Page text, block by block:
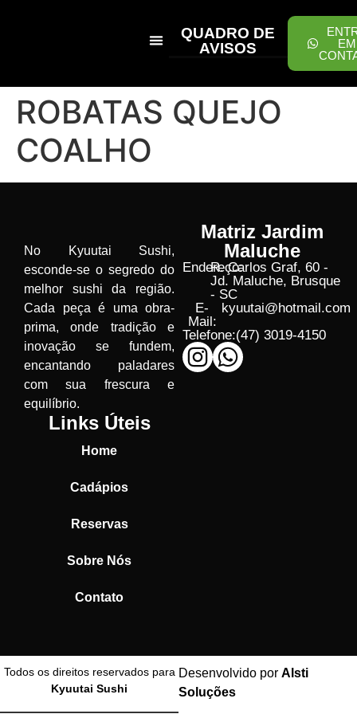
QUADRO DE
AVISOS
EM
ROBATAS QUEJO
COALHO
No Kyuutai Sushi,
esconde-se o segredo do
melhor sushi da região.
Cada peça é uma obra-
prima, onde tradição e
inovação se fundem,
encantando paladares
com sua frescura e
equilíbrio.
Links Úteis
Home
Cadápios
Reservas
Sobre Nós
Contato
Matriz Jardim
Maluche
Endereço:
R. Carlos Graf, 60 -
Jd. Maluche, Brusque
- SC
E-
Mail:
kyuutai@hotmail.com
Telefone:(47) 3019-4150
Todos os direitos reservados para
Kyuutai Sushi
Desenvolvido por Alsti
Soluções